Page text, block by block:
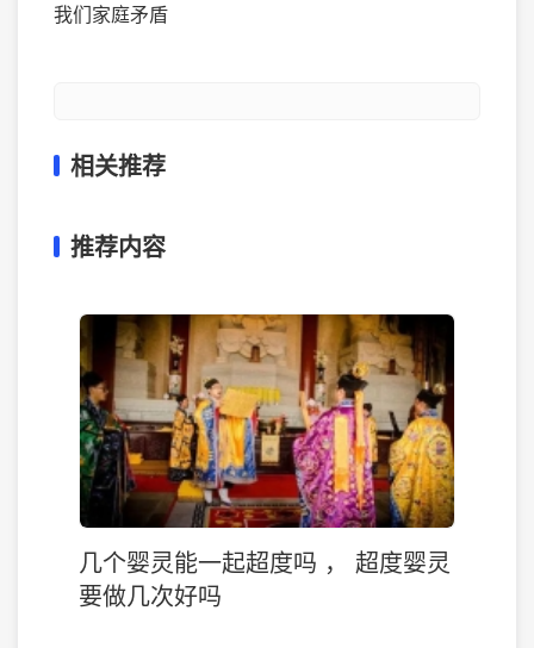
我们家庭矛盾
相关推荐
推荐内容
几个婴灵能一起超度吗 ， 超度婴灵
要做几次好吗